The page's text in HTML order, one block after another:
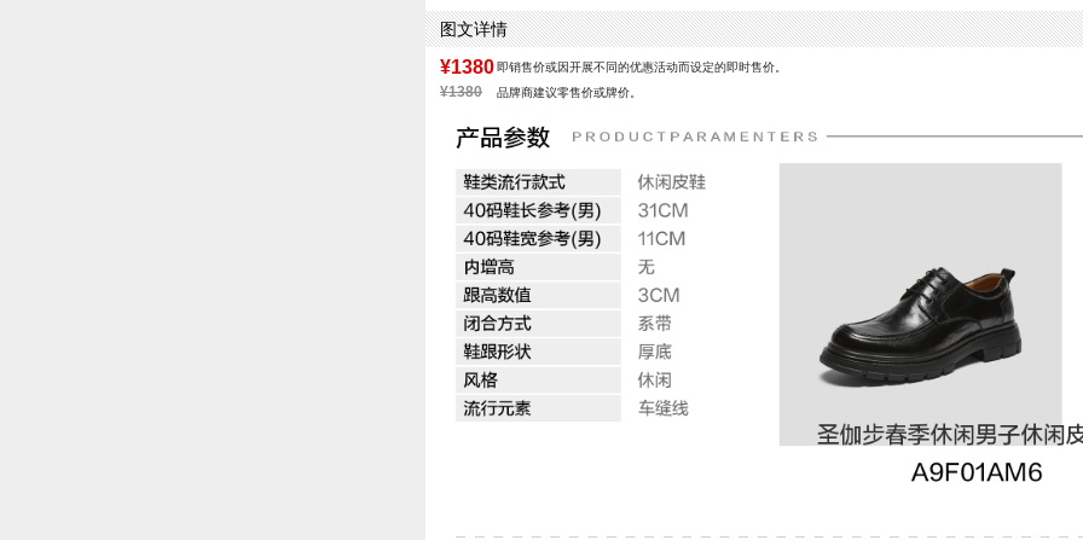
闭合方式：系带
图文详情
¥1380 即销售价或因开展不同的优惠活动而设定的即时售价。
¥1380 品牌商建议零售价或牌价。